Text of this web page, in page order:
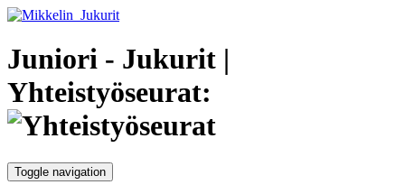
Juniori - Jukurit |
Yhteistyöseurat:
Toggle navigation